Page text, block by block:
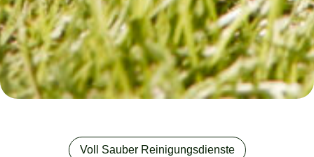
Voll Sauber Reinigungsdienste